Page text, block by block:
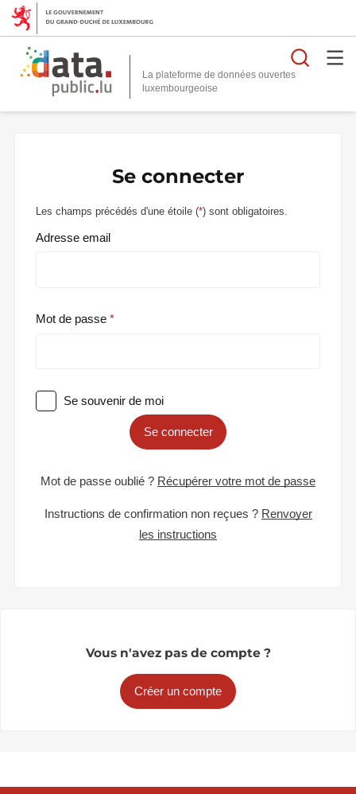
La plateforme de données ouvertes
Se connecter
Les champs précédés d'une étoile (*) sont obligatoires.
Adresse email
Mot de passe
Se souvenir de moi
Se connecter
Mot de passe oublié ? Récupérer votre mot de passe
Instructions de confirmation non reçues ? Renvoyer
les instructions
Vous n'avez pas de compte ?
Créer un compte